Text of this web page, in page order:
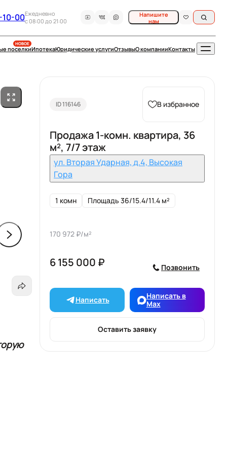
10-00Ежедневно
c 08:00 до 21:00
Напишите
нам
НОВОЕ
поселкиИпотекаЮридические услугиОтзывыО компанииКонтакты
ID 116146 В избранное
Продажа 1-комн. квартира, 36
м², 7/7 этаж
ул. Вторая Ударная, д.4, Высокая
Гора
1 комн Площадь 36/15.4/11.4 м²
170 972 ₽/м²
6 155 000 ₽
Написать
Написать в
Max
Оставить заявку
Позвонить